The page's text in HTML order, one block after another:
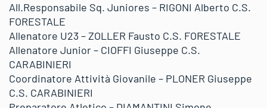
All.Responsabile Sq. Juniores – RIGONI Alberto C.S.
FORESTALE
Allenatore U23 – ZOLLER Fausto C.S. FORESTALE
Allenatore Junior – CIOFFI Giuseppe C.S.
CARABINIERI
Coordinatore Attività Giovanile – PLONER Giuseppe
C.S. CARABINIERI